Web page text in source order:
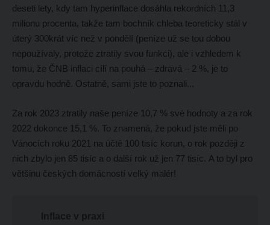
deseti lety, kdy tam hyperinflace dosáhla rekordních 11,3
milionu procenta, takže tam bochník chleba teoreticky stál v
úterý 300krát víc než v pondělí (peníze už se tou dobou
nepoužívaly, protože ztratily svou funkci), ale i vzhledem k
tomu, že ČNB inflaci cílí na pouhá – zdravá – 2 %, je to
opravdu hodně. Ostatně, sami jste to poznali...
Za rok 2023 ztratily naše peníze 10,7 % své hodnoty a za rok
2022 dokonce 15,1 %. To znamená, že pokud jste měli po
Vánocích roku 2021 na účtě 100 tisíc korun, o rok později z
nich zbylo jen 85 tisíc a o další rok už jen 77 tisíc. A to byl pro
většinu českých domácností velký malér!